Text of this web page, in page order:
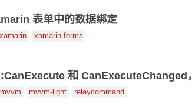
表单中的数据绑定
xamarin xamarin.forms
和 CanExecuteChanged
mvvm mvvm-light relaycommand